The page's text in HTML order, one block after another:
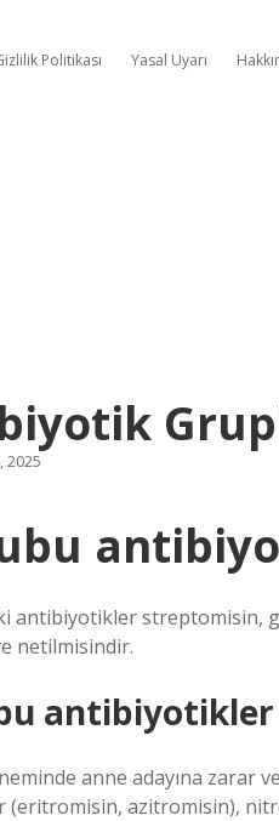
Politikası Yasal Uyarı
2025
antibiyotikler streptomisin,
netilmisindir.
anne adayına zarar
(eritromisin, azitromisin),